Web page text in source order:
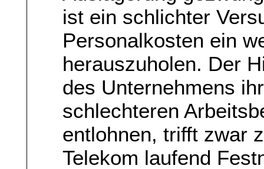
ist ein schlichter
Personalkosten ein
herauszuholen. Der
des Unternehmens
schlechteren
entlohnen, trifft zwar
Telekom laufend